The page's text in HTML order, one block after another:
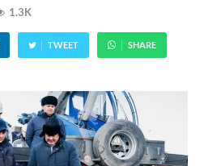
1.3K
TWEET SHARE